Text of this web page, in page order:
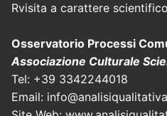
Rvisita a carattere
Osservatorio Processi
Associazione Culturale
Tel: +39 3342244018
Email: